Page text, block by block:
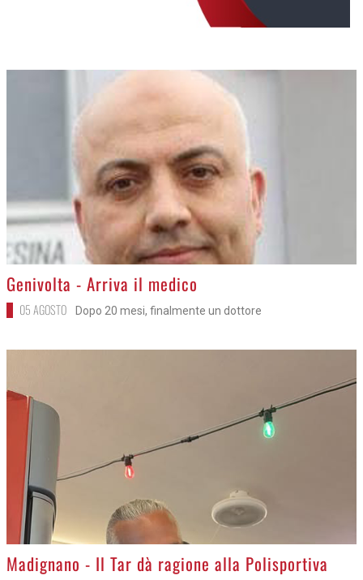
>
Genivolta - Arriva il medico
05 AGOSTO Dopo 20 mesi, finalmente un dottore
>Madignano - Il Tar dà ragione alla Polisportiva